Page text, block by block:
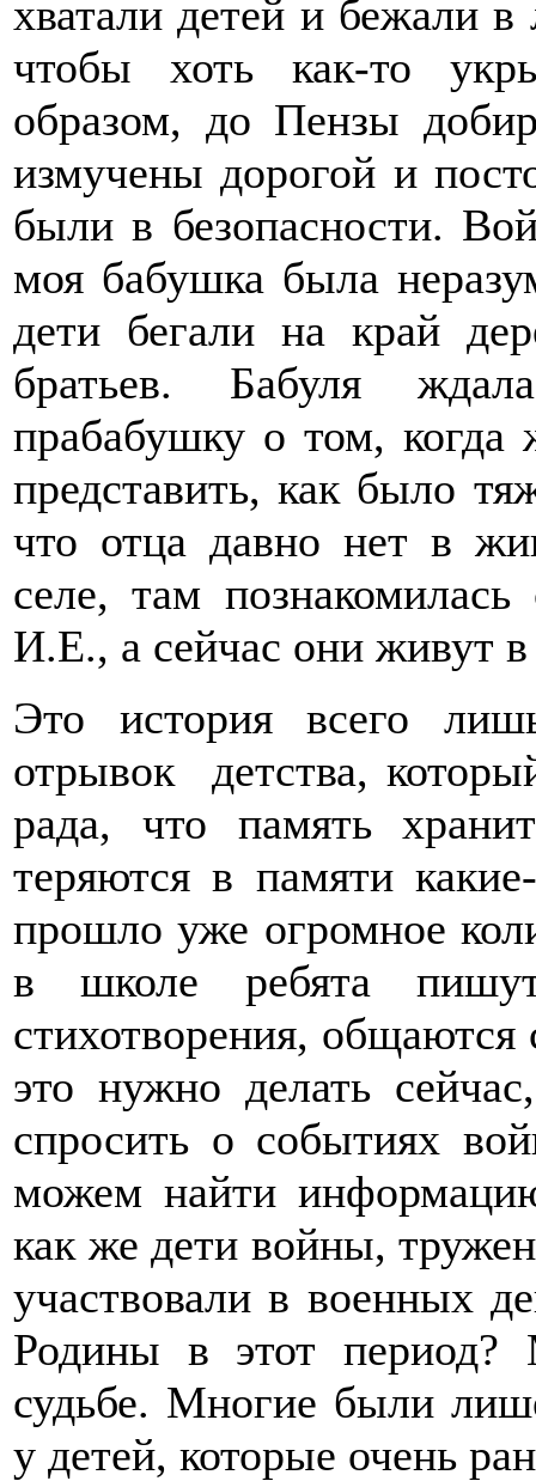
хватали детей и бежали
чтобы хоть как-то
образом, до Пензы
измучены дорогой и
были в безопасности.
моя бабушка была
дети бегали на край
братьев. Бабуля
прабабушку о том,
представить, как было
что отца давно нет в
селе, там
И.Е., а сейчас они живут
Это история всего
отрывок детства,
рада, что память
теряются в памяти
прошло уже огромное
в школе ребята
стихотворения,
это нужно делать
спросить о событиях
можем найти
как же дети войны,
участвовали в военных
Родины в этот период?
судьбе. Многие были
у детей, которые очень